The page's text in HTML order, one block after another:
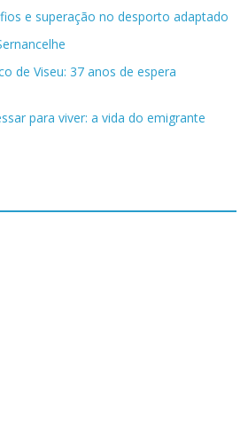
e superação no desporto adaptado
de Viseu: 37 anos de espera
para viver: a vida do emigrante